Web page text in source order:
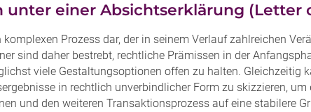
unter einer Absichtserklärung (Letter
komplexen Prozess dar, der in seinem Verlauf zahlreichen
sind daher bestrebt, rechtliche Prämissen in der
viele Gestaltungsoptionen offen zu halten. Gleichzeitig
in rechtlich unverbindlicher Form zu skizzieren, um
und den weiteren Transaktionsprozess auf eine stabilere